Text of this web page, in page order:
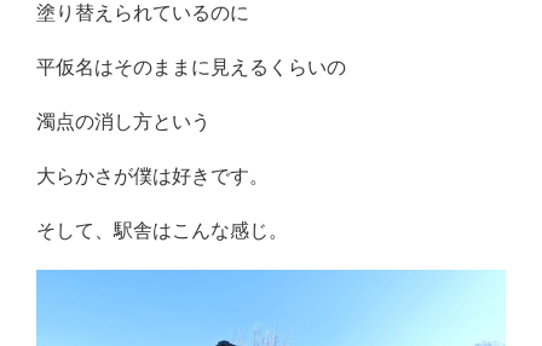
塗り替えられているのに
平仮名はそのままに見えるくらいの
濁点の消し方という
大らかさが僕は好きです。
そして、駅舎はこんな感じ。